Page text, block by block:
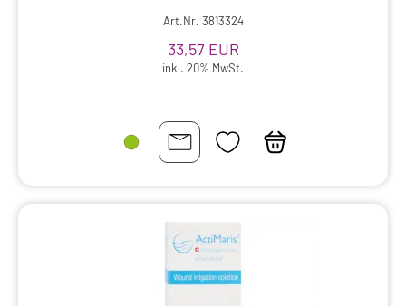
Art.Nr. 3813324
33,57 EUR
inkl. 20% MwSt.